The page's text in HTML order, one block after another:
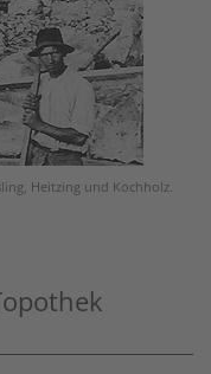
Heitzing und Kochholz.